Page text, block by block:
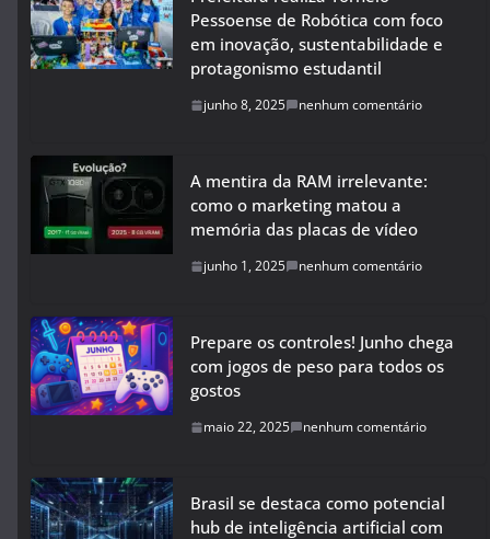
Pessoense de Robótica com foco
em inovação, sustentabilidade e
protagonismo estudantil
junho 8, 2025 nenhum comentário
A mentira da RAM irrelevante:
como o marketing matou a
memória das placas de vídeo
junho 1, 2025 nenhum comentário
Prepare os controles! Junho chega
com jogos de peso para todos os
gostos
maio 22, 2025 nenhum comentário
Brasil se destaca como potencial
hub de inteligência artificial com